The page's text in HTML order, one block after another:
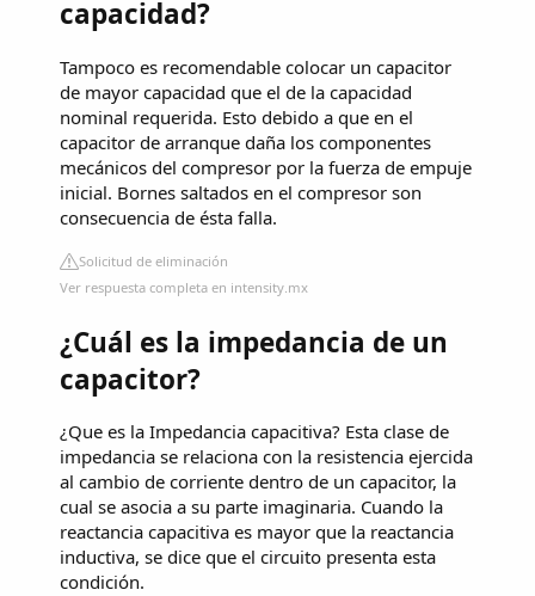
capacidad?
Tampoco es recomendable colocar un capacitor
de mayor capacidad que el de la capacidad
nominal requerida. Esto debido a que en el
capacitor de arranque daña los componentes
mecánicos del compresor por la fuerza de empuje
inicial. Bornes saltados en el compresor son
consecuencia de ésta falla.
Solicitud de eliminación
Ver respuesta completa en intensity.mx
¿Cuál es la impedancia de un
capacitor?
¿Que es la Impedancia capacitiva? Esta clase de
impedancia se relaciona con la resistencia ejercida
al cambio de corriente dentro de un capacitor, la
cual se asocia a su parte imaginaria. Cuando la
reactancia capacitiva es mayor que la reactancia
inductiva, se dice que el circuito presenta esta
condición.